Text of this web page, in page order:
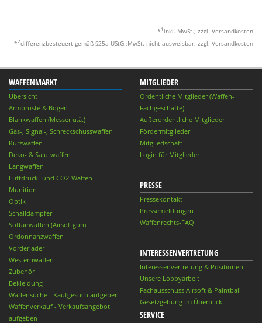
* 1 inkl. MwSt.; zzgl. Versandkosten
*2differenzbesteuert gemäß §25a UStG.;MwSt. nicht ausweisbar; zzgl. Versandkosten
WAFFENMARKT
Übersicht
Armbrüste & Bögen
Blankwaffen (Messer u.ä.)
Gas-, Signal-, Schreckschusswaffen
Kurzwaffen
Deko- & Salutwaffen
Langwaffen
Luftdruck- und CO2-Waffen
Munition
Optik
Schalldämpfer
Softairwaffen (Airsoftgun)
Ordonnanzwaffen
Vorderlader
Westernwaffen
Zubehör
Bekleidung
Waffensuche - Kaufgesuch aufgeben
Waffenverkauf - Verkaufsangebot
aufgeben
MITGLIEDER
Ordentliche Mitglieder (Waffen-
Fachgeschäfte)
Außerordentliche Mitglieder
Fördermitglieder
Mitgliedschaft
Login für Mitglieder
PRESSE
Pressekontakt
Pressemeldungen
Waffenrechts-FAQ
INTERESSENVERTRETUNG
Interessenvertretung & Positionen
Unsere Lobbyarbeit
Fachausschuss Airsoft & Paintball
Gesetzgebung im Überblick
SERVICE